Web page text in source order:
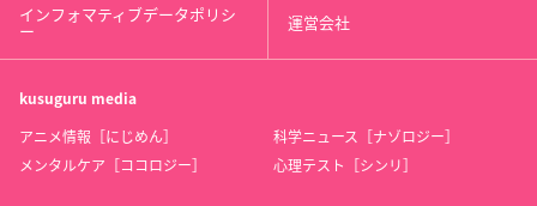
インフォマティブデータポリシ
ー 運営会社
kusuguru media
アニメ情報［にじめん］
科学ニュース［ナゾロジー］
メンタルケア［ココロジー］
心理テスト［シンリ］